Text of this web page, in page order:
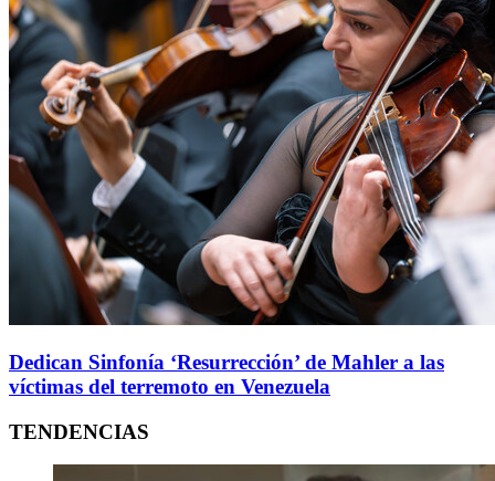
Dedican Sinfonía ‘Resurrección’ de Mahler a las
víctimas del terremoto en Venezuela
TENDENCIAS